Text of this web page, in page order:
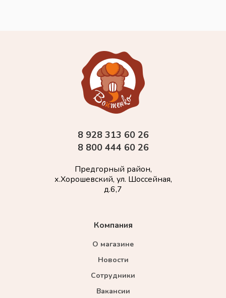
Компания
О магазине
Новости
Сотрудники
Вакансии
8 928 313 60 26
8 800 444 60 26
Предгорный район,
х.Хорошевский, ул. Шоссейная,
д.6,7